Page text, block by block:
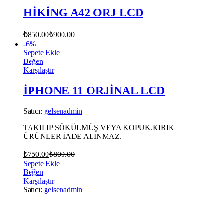
HİKİNG A42 ORJ LCD
₺850.00₺900.00
-6%
Sepete Ekle
Beğen
Karşılaştır
İPHONE 11 ORJİNAL LCD
Satıcı: gelsenadmin
TAKILIP SÖKÜLMÜŞ VEYA KOPUK.KIRIK
ÜRÜNLER İADE ALINMAZ.
₺750.00₺800.00
Sepete Ekle
Beğen
Karşılaştır
Satıcı: gelsenadmin